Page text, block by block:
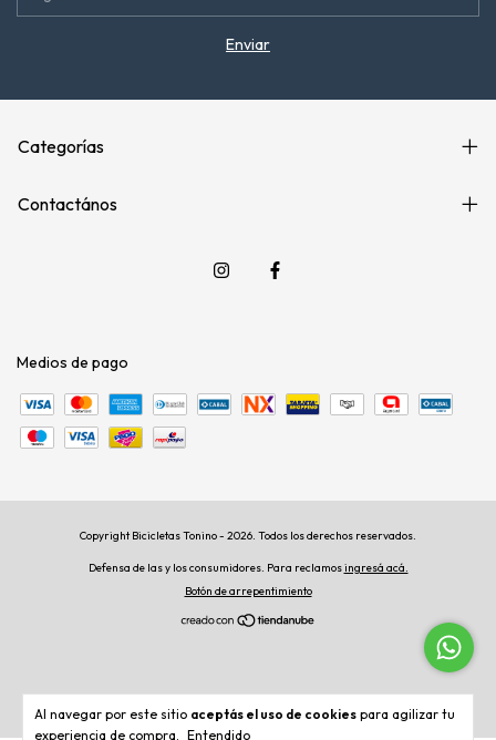
Al navegar por este sitio aceptás el uso de cookies para agilizar tu
experiencia de compra. Entendido
Categorías
Contactános
Medios de pago
Copyright Bicicletas Tonino - 2026. Todos los derechos reservados.
Defensa de las y los consumidores. Para reclamosingresá acá.
Botón de arrepentimiento